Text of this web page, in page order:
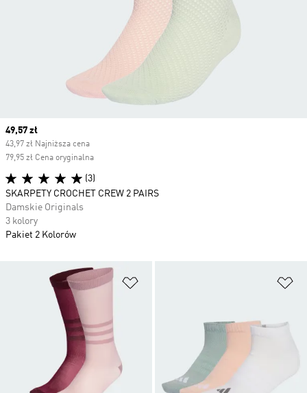
Current price
49,57 zł
43,97 zł Najniższa cena
79,95 zł Cena oryginalna
(3)
SKARPETY CROCHET CREW 2 PAIRS
Damskie Originals
3 kolory
Pakiet 2 Kolorów